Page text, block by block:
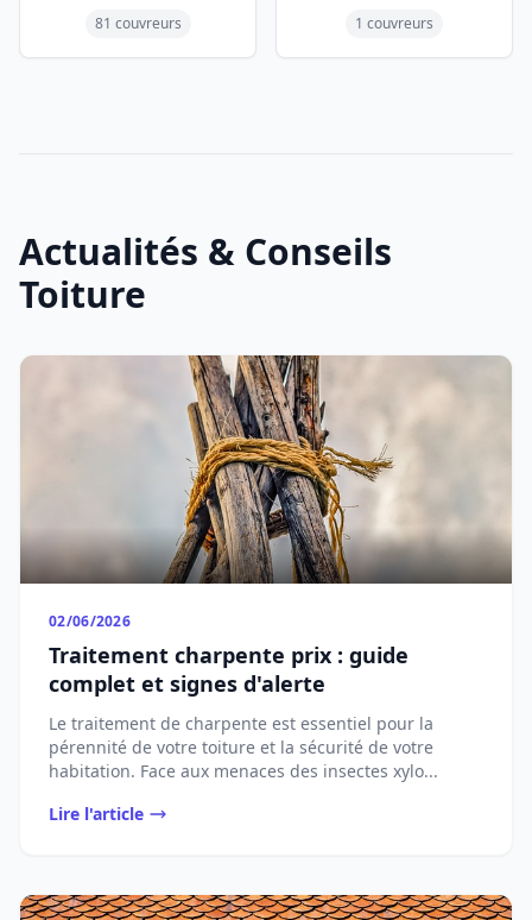
81 couvreurs 1 couvreurs
Actualités & Conseils
Toiture
02/06/2026
Traitement charpente prix : guide
complet et signes d'alerte
Le traitement de charpente est essentiel pour la
pérennité de votre toiture et la sécurité de votre
habitation. Face aux menaces des insectes xylo...
Lire l'article